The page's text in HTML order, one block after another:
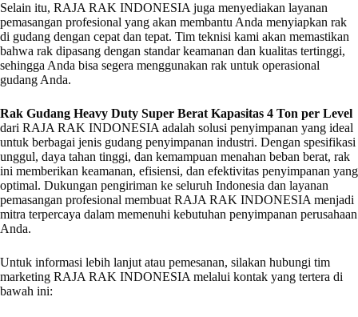
Selain itu, RAJA RAK INDONESIA juga menyediakan layanan
pemasangan profesional yang akan membantu Anda menyiapkan rak
di gudang dengan cepat dan tepat. Tim teknisi kami akan memastikan
bahwa rak dipasang dengan standar keamanan dan kualitas tertinggi,
sehingga Anda bisa segera menggunakan rak untuk operasional
gudang Anda.
Rak Gudang Heavy Duty Super Berat Kapasitas 4 Ton per Level
dari RAJA RAK INDONESIA adalah solusi penyimpanan yang ideal
untuk berbagai jenis gudang penyimpanan industri. Dengan spesifikasi
unggul, daya tahan tinggi, dan kemampuan menahan beban berat, rak
ini memberikan keamanan, efisiensi, dan efektivitas penyimpanan yang
optimal. Dukungan pengiriman ke seluruh Indonesia dan layanan
pemasangan profesional membuat RAJA RAK INDONESIA menjadi
mitra terpercaya dalam memenuhi kebutuhan penyimpanan perusahaan
Anda.
Untuk informasi lebih lanjut atau pemesanan, silakan hubungi tim
marketing RAJA RAK INDONESIA melalui kontak yang tertera di
bawah ini: